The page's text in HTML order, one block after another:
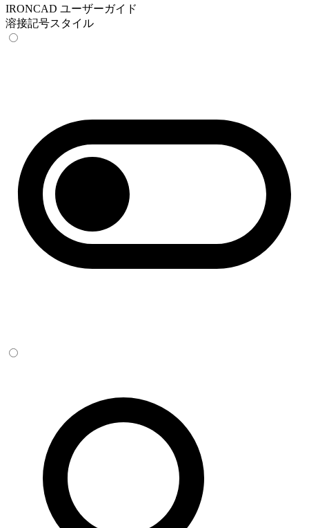
IRONCAD ユーザーガイド
溶接記号スタイル